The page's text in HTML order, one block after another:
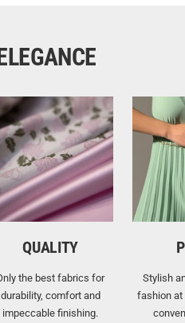
QUALITY
the best fabrics for
durability, comfort and
impeccable finishing.
Stylish
fashion